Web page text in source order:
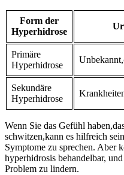
Form​ der
Hyperhidrose
Primäre
Hyperhidrose
Sekundäre
Hyperhidrose
Wenn Sie das Gefühl
schwitzen,kann es​ hilfreich
Symptome zu sprechen. Aber
hyperhidrosis behandelbar,
Problem zu lindern.